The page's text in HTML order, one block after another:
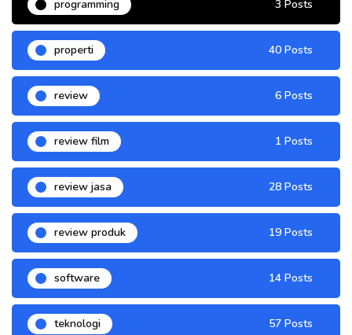
programming 3 Posts
properti 40 Posts
review 6 Posts
review film 1 Posts
review jasa 28 Posts
review produk 19 Posts
software 14 Posts
teknologi 57 Posts